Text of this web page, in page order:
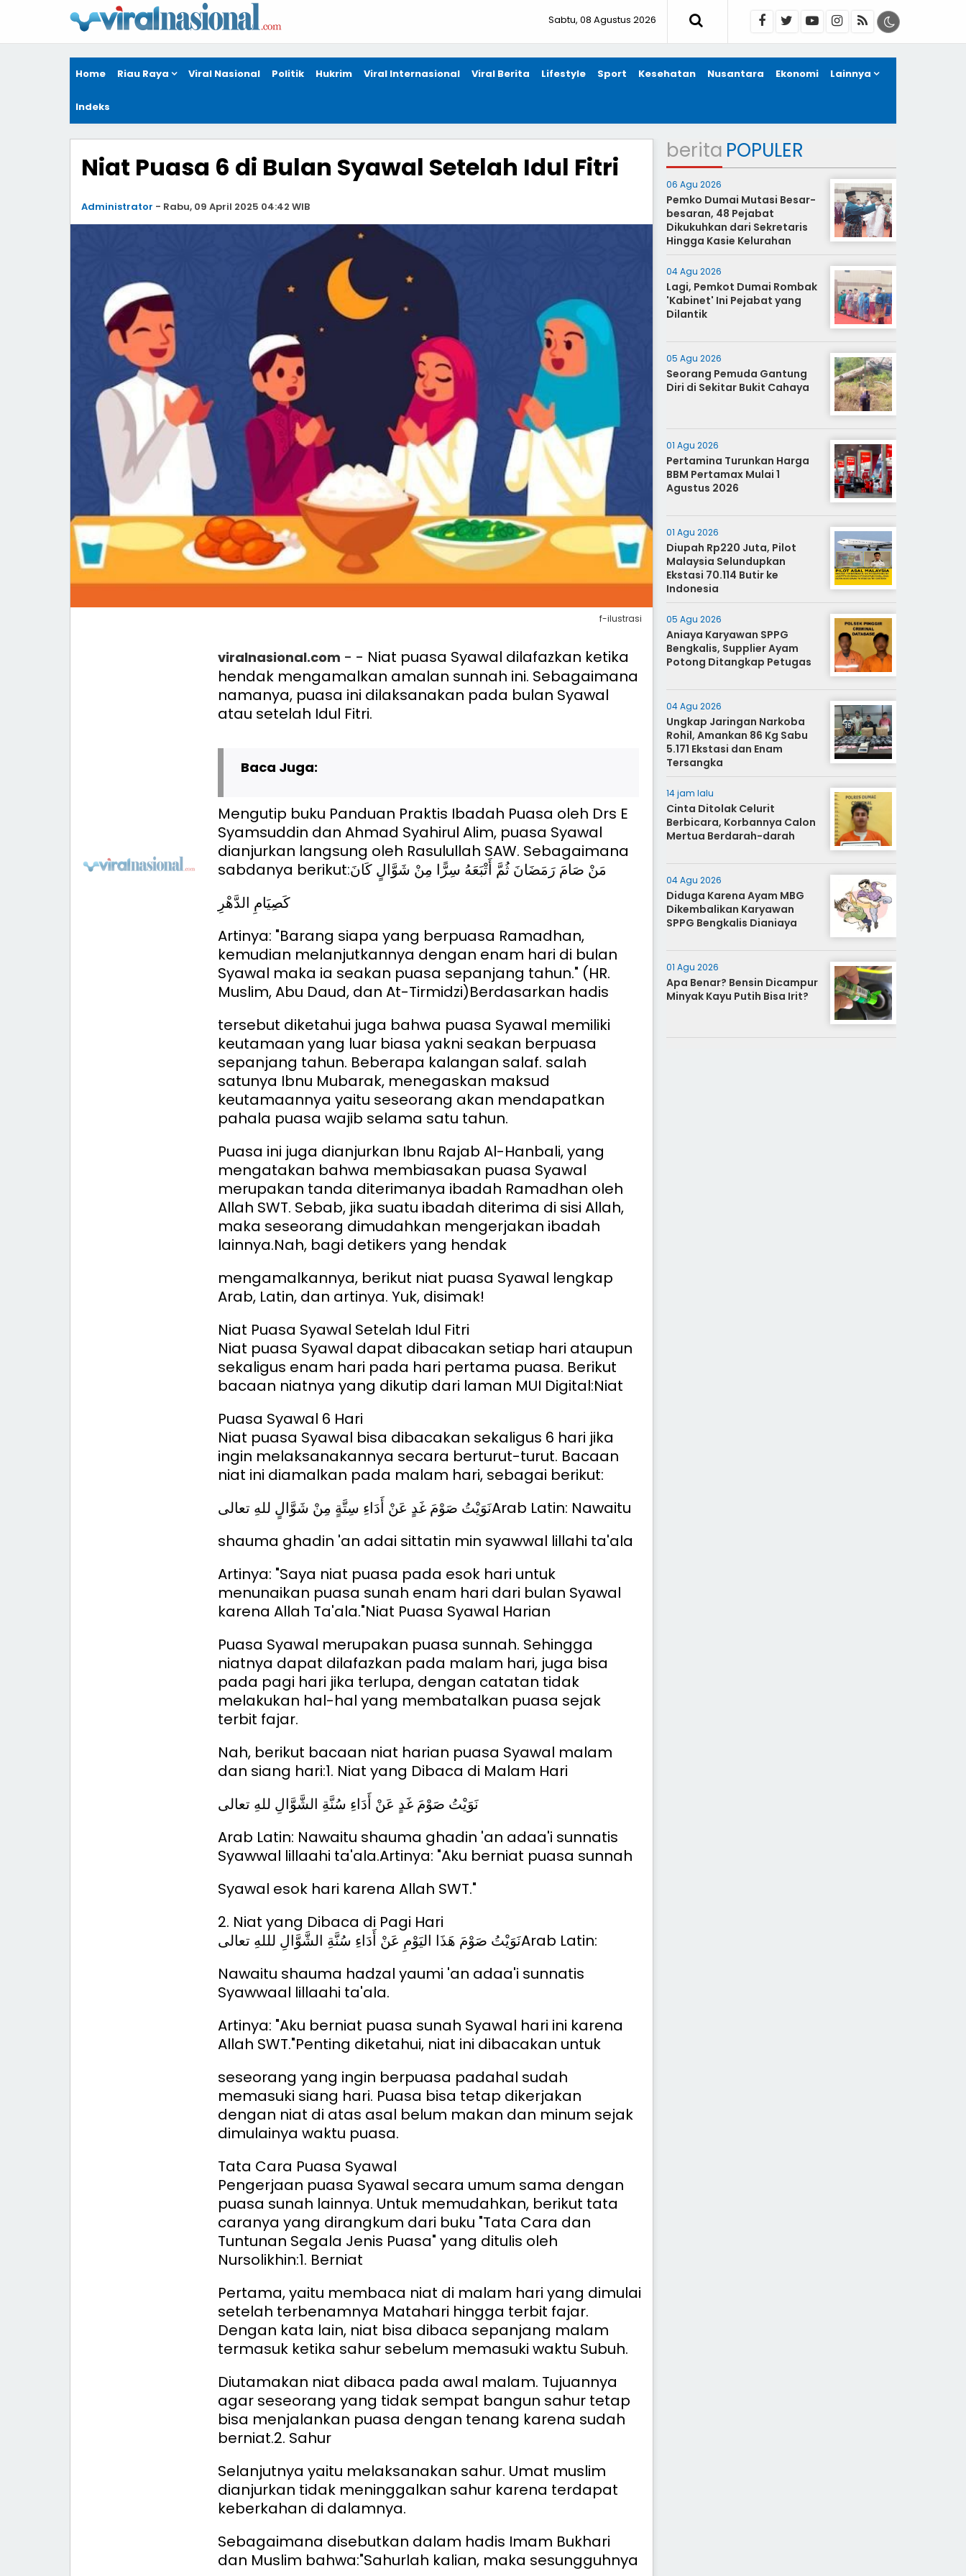
Sabtu, 08 Agustus 2026
Home Riau Raya Viral Nasional Politik Hukrim Viral Internasional Viral Berita Lifestyle Sport Kesehatan Nusantara Ekonomi Lainnya
Indeks
Niat Puasa 6 di Bulan Syawal Setelah Idul Fitri
Administrator - Rabu, 09 April 2025 04:42 WIB
f-ilustrasi
viralnasional.com - - Niat puasa Syawal dilafazkan ketika
hendak mengamalkan amalan sunnah ini. Sebagaimana
namanya, puasa ini dilaksanakan pada bulan Syawal
atau setelah Idul Fitri.
Baca Juga:
Mengutip buku Panduan Praktis Ibadah Puasa oleh Drs E
Syamsuddin dan Ahmad Syahirul Alim, puasa Syawal
dianjurkan langsung oleh Rasulullah SAW. Sebagaimana
sabdanya berikut:مَنْ صَامَ رَمَضَانَ ثُمَّ أَتْبَعَهُ سِرًّا مِنْ شَوَّالٍ كَانَ
كَصِيَامِ الدَّهْرِ
Artinya: "Barang siapa yang berpuasa Ramadhan,
kemudian melanjutkannya dengan enam hari di bulan
Syawal maka ia seakan puasa sepanjang tahun." (HR.
Muslim, Abu Daud, dan At-Tirmidzi)Berdasarkan hadis
tersebut diketahui juga bahwa puasa Syawal memiliki
keutamaan yang luar biasa yakni seakan berpuasa
sepanjang tahun. Beberapa kalangan salaf. salah
satunya Ibnu Mubarak, menegaskan maksud
keutamaannya yaitu seseorang akan mendapatkan
pahala puasa wajib selama satu tahun.
Puasa ini juga dianjurkan Ibnu Rajab Al-Hanbali, yang
mengatakan bahwa membiasakan puasa Syawal
merupakan tanda diterimanya ibadah Ramadhan oleh
Allah SWT. Sebab, jika suatu ibadah diterima di sisi Allah,
maka seseorang dimudahkan mengerjakan ibadah
lainnya.Nah, bagi detikers yang hendak
mengamalkannya, berikut niat puasa Syawal lengkap
Arab, Latin, dan artinya. Yuk, disimak!
Niat Puasa Syawal Setelah Idul Fitri
Niat puasa Syawal dapat dibacakan setiap hari ataupun
sekaligus enam hari pada hari pertama puasa. Berikut
bacaan niatnya yang dikutip dari laman MUI Digital:Niat
Puasa Syawal 6 Hari
Niat puasa Syawal bisa dibacakan sekaligus 6 hari jika
ingin melaksanakannya secara berturut-turut. Bacaan
niat ini diamalkan pada malam hari, sebagai berikut:
نَوَيْتُ صَوْمَ غَدٍ عَنْ أَدَاءِ سِتَّةٍ مِنْ شَوَّالٍ للهِ تعالىArab Latin: Nawaitu
shauma ghadin 'an adai sittatin min syawwal lillahi ta'ala
Artinya: "Saya niat puasa pada esok hari untuk
menunaikan puasa sunah enam hari dari bulan Syawal
karena Allah Ta'ala."Niat Puasa Syawal Harian
Puasa Syawal merupakan puasa sunnah. Sehingga
niatnya dapat dilafazkan pada malam hari, juga bisa
pada pagi hari jika terlupa, dengan catatan tidak
melakukan hal-hal yang membatalkan puasa sejak
terbit fajar.
Nah, berikut bacaan niat harian puasa Syawal malam
dan siang hari:1. Niat yang Dibaca di Malam Hari
نَوَيْتُ صَوْمَ غَدٍ عَنْ أَدَاءِ سُنَّةِ الشَّوَّالِ للهِ تعالى
Arab Latin: Nawaitu shauma ghadin 'an adaa'i sunnatis
Syawwal lillaahi ta'ala.Artinya: "Aku berniat puasa sunnah
Syawal esok hari karena Allah SWT."
2. Niat yang Dibaca di Pagi Hari
نَوَيْتُ صَوْمَ هَذَا اليَوْمِ عَنْ أَدَاءِ سُنَّةِ الشَّوَّالِ لللهِ تعالىArab Latin:
Nawaitu shauma hadzal yaumi 'an adaa'i sunnatis
Syawwaal lillaahi ta'ala.
Artinya: "Aku berniat puasa sunah Syawal hari ini karena
Allah SWT."Penting diketahui, niat ini dibacakan untuk
seseorang yang ingin berpuasa padahal sudah
memasuki siang hari. Puasa bisa tetap dikerjakan
dengan niat di atas asal belum makan dan minum sejak
dimulainya waktu puasa.
Tata Cara Puasa Syawal
Pengerjaan puasa Syawal secara umum sama dengan
puasa sunah lainnya. Untuk memudahkan, berikut tata
caranya yang dirangkum dari buku "Tata Cara dan
Tuntunan Segala Jenis Puasa" yang ditulis oleh
Nursolikhin:1. Berniat
Pertama, yaitu membaca niat di malam hari yang dimulai
setelah terbenamnya Matahari hingga terbit fajar.
Dengan kata lain, niat bisa dibaca sepanjang malam
termasuk ketika sahur sebelum memasuki waktu Subuh.
Diutamakan niat dibaca pada awal malam. Tujuannya
agar seseorang yang tidak sempat bangun sahur tetap
bisa menjalankan puasa dengan tenang karena sudah
berniat.2. Sahur
Selanjutnya yaitu melaksanakan sahur. Umat muslim
dianjurkan tidak meninggalkan sahur karena terdapat
keberkahan di dalamnya.
Sebagaimana disebutkan dalam hadis Imam Bukhari
dan Muslim bahwa:"Sahurlah kalian, maka sesungguhnya
berita POPULER
06 Agu 2026
Pemko Dumai Mutasi Besar-
besaran, 48 Pejabat
Dikukuhkan dari Sekretaris
Hingga Kasie Kelurahan
04 Agu 2026
Lagi, Pemkot Dumai Rombak
'Kabinet' Ini Pejabat yang
Dilantik
05 Agu 2026
Seorang Pemuda Gantung
Diri di Sekitar Bukit Cahaya
01 Agu 2026
Pertamina Turunkan Harga
BBM Pertamax Mulai 1
Agustus 2026
01 Agu 2026
Diupah Rp220 Juta, Pilot
Malaysia Selundupkan
Ekstasi 70.114 Butir ke
Indonesia
05 Agu 2026
Aniaya Karyawan SPPG
Bengkalis, Supplier Ayam
Potong Ditangkap Petugas
04 Agu 2026
Ungkap Jaringan Narkoba
Rohil, Amankan 86 Kg Sabu
5.171 Ekstasi dan Enam
Tersangka
14 jam lalu
Cinta Ditolak Celurit
Berbicara, Korbannya Calon
Mertua Berdarah-darah
04 Agu 2026
Diduga Karena Ayam MBG
Dikembalikan Karyawan
SPPG Bengkalis Dianiaya
01 Agu 2026
Apa Benar? Bensin Dicampur
Minyak Kayu Putih Bisa Irit?